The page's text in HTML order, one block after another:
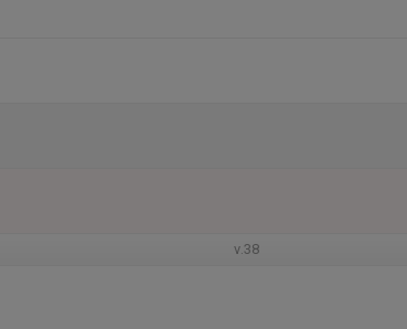
v.38